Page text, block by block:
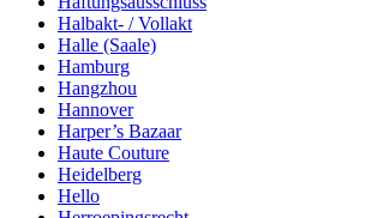
Halbakt- / Vollakt
Halle (Saale)
Hamburg
Hangzhou
Hannover
Harper’s Bazaar
Haute Couture
Heidelberg
Hello